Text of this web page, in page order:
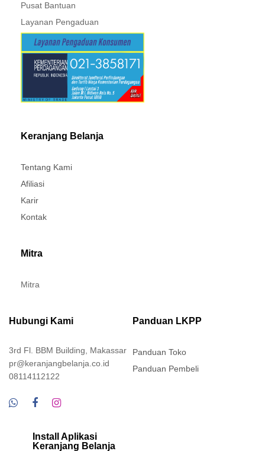
Pusat Bantuan
Layanan Pengaduan
Keranjang Belanja
Tentang Kami
Afiliasi
Karir
Kontak
Mitra
Mitra
Hubungi Kami
3rd Fl. BBM Building, Makassar
pr@keranjangbelanja.co.id
08114112122
Panduan LKPP
Panduan Toko
Panduan Pembeli
Install Aplikasi
Keranjang Belanja